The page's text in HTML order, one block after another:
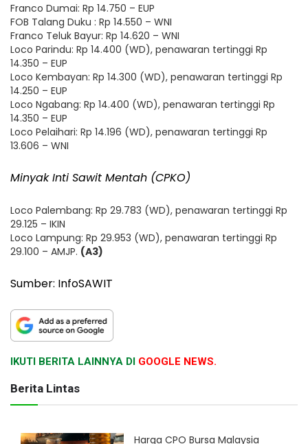
Franco Dumai: Rp 14.750 – EUP
FOB Talang Duku : Rp 14.550 – WNI
Franco Teluk Bayur: Rp 14.620 – WNI
Loco Parindu: Rp 14.400 (WD), penawaran tertinggi Rp
14.350 – EUP
Loco Kembayan: Rp 14.300 (WD), penawaran tertinggi Rp
14.250 – EUP
Loco Ngabang: Rp 14.400 (WD), penawaran tertinggi Rp
14.350 – EUP
Loco Pelaihari: Rp 14.196 (WD), penawaran tertinggi Rp
13.606 – WNI
Minyak Inti Sawit Mentah (CPKO)
Loco Palembang: Rp 29.783 (WD), penawaran tertinggi Rp
29.125 – IKIN
Loco Lampung: Rp 29.953 (WD), penawaran tertinggi Rp
29.100 – AMJP. (A3)
Sumber: InfoSAWIT
IKUTI BERITA LAINNYA DI GOOGLE NEWS.
Berita Lintas
Harga CPO Bursa Malaysia